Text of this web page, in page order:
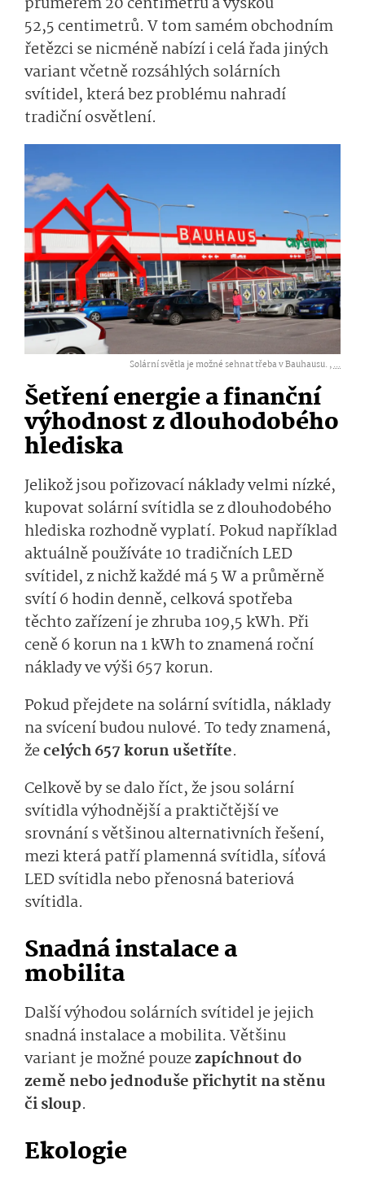
52,5 centimetrů. V tom samém obchodním
řetězci se nicméně nabízí i celá řada jiných
variant včetně rozsáhlých solárních
svítidel, která bez problému nahradí
tradiční osvětlení.
Solární světla je možné sehnat třeba v Bauhausu. ,...
Šetření energie a finanční
výhodnost z dlouhodobého
hlediska
Jelikož jsou pořizovací náklady velmi nízké,
kupovat solární svítidla se z dlouhodobého
hlediska rozhodně vyplatí. Pokud například
aktuálně používáte 10 tradičních LED
svítidel, z nichž každé má 5 W a průměrně
svítí 6 hodin denně, celková spotřeba
těchto zařízení je zhruba 109,5 kWh. Při
ceně 6 korun na 1 kWh to znamená roční
náklady ve výši657 korun.
Pokud přejdete na solární svítidla, náklady
na svícení budou nulové. To tedy znamená,
žecelých 657 korun ušetříte.
Celkově by se dalo říct, že jsou solární
svítidla výhodnější a praktičtější ve
srovnání s většinou alternativních řešení,
mezi která patří plamenná svítidla, síťová
LED svítidla nebo přenosná bateriová
svítidla.
Snadná instalace a
mobilita
Další výhodou solárních svítidel je jejich
snadná instalace a mobilita. Většinu
variant je možné pouzezapíchnout do
země nebo jednoduše přichytit na stěnu
či sloup.
Ekologie